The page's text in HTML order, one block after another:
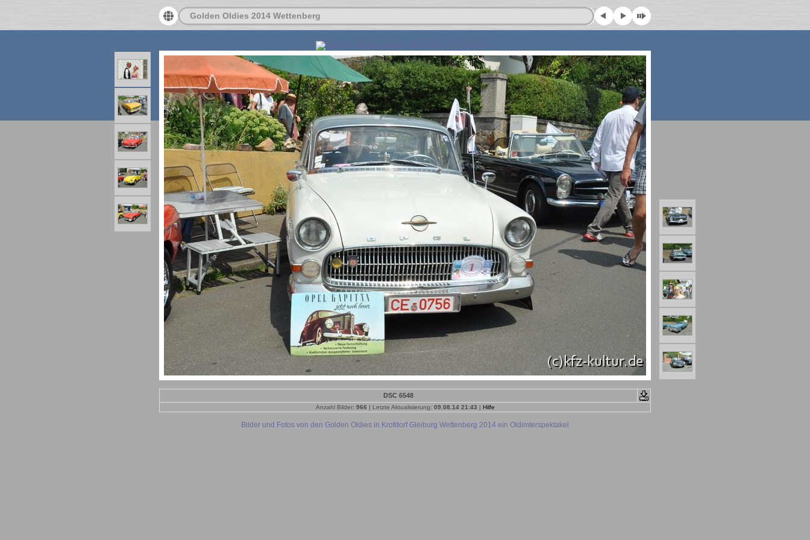
Golden Oldies 2014 Wettenberg
DSC 6548
Anzahl Bilder: 966 | Letzte Aktualisierung: 09.08.14 21:43 | Hilfe
Bilder und Fotos von den Golden Oldies in Krofdorf Gleiburg Wettenberg 2014 ein Oldimterspektakel